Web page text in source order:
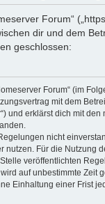
Forum“
dir und dem
geschlossen:
Forum“ (im
mit dem
und erklärst dich mit den
nicht
nutzen. Für die Nutzung
veröffentlichten
auf unbestimmte Zeit
Einhaltung einer Frist